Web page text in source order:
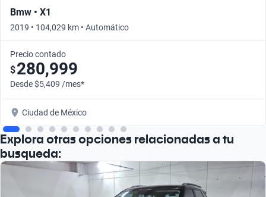
Bmw • X1
2019 • 104,029 km • Automático
Precio contado
$280,999
Desde $5,409 /mes*
Ciudad de México
Explora otras opciones relacionadas a tu
busqueda: